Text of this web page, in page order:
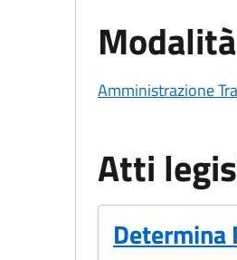
Amministrazione
Atti